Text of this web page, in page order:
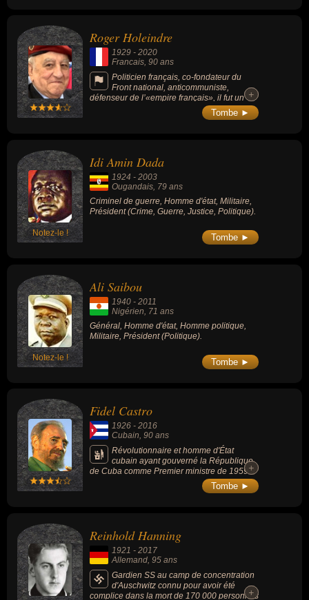
Roger Holeindre
1929 - 2020
Francais, 90 ans
Politicien français, co-fondateur du
Front national, anticommuniste,
défenseur de l’«empire français», il fut un
fidèle compagnon de route de Jean-Marie Le
+
+
Tombe ►
Notez-le !
Idi Amin Dada
1924 - 2003
Ougandais, 79 ans
Criminel de guerre, Homme d'état, Militaire,
Président (Crime, Guerre, Justice, Politique).
Tombe ►
Notez-le !
Ali Saibou
1940 - 2011
Nigérien , 71 ans
Général, Homme d'état, Homme politique,
Militaire, Président (Politique).
Tombe ►
Fidel Castro
1926 - 2016
Cubain, 90 ans
Révolutionnaire et homme d'État
cubain ayant gouverné la République
de Cuba comme Premier ministre de 1959 à
1976 et comme président de 1976 à 2008. Il
fut l'un des principaux dirigeants de la
docteur Ernesto Guevara (dit « le Che ») ont
donné à la révolution, officiellement
nationaliste au départ, une orientation
marxiste-léniniste au début des années
1960, au moment de son affrontement avec
les administrations américaines de l'époque.
Le pays se rapprocha alors de l'URSS. À la
+
+
Tombe ►
Reinhold Hanning
1921 - 2017
Allemand , 95 ans
Gardien SS au camp de concentration
d'Auschwitz connu pour avoir été
complice dans la mort de 170 000 personnes
+
+